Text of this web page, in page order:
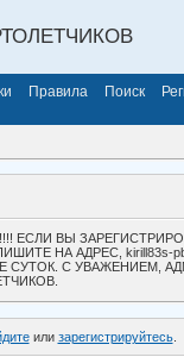
Правила Поиск
ЕСЛИ ВЫ
НА АДРЕС, kirill83s-
СУТОК. С УВАЖЕНИЕМ,
или зарегистрируйтесь.